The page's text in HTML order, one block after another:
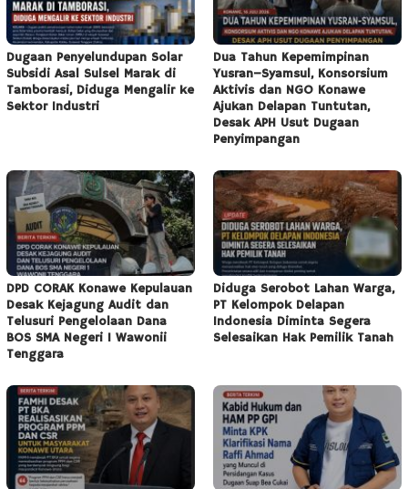
Dugaan Penyelundupan Solar
Subsidi Asal Sulsel Marak di
Tamborasi, Diduga Mengalir ke
Sektor Industri
Dua Tahun Kepemimpinan
Yusran–Syamsul, Konsorsium
Aktivis dan NGO Konawe
Ajukan Delapan Tuntutan,
Desak APH Usut Dugaan
Penyimpangan
DPD CORAK Konawe Kepulauan
Desak Kejagung Audit dan
Telusuri Pengelolaan Dana
BOS SMA Negeri 1 Wawonii
Tenggara
Diduga Serobot Lahan Warga,
PT Kelompok Delapan
Indonesia Diminta Segera
Selesaikan Hak Pemilik Tanah